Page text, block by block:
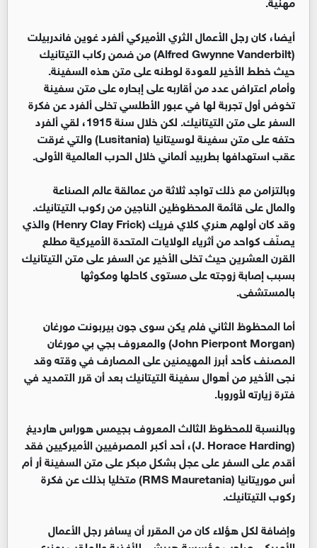
أيضا، كان رجل الأعمال الثري الأميركي ألفرد غوين فاندربيلت
(Alfred Gwynne Vanderbilt) من ضمن ركاب التيتانيك
حيث خطط الأخير للعودة لوطنه على متن هذه السفينة.
وأمام اعتراض عدد من أقاربه على إبحاره على متن سفينة
تخوض أول تجربة لها في عبور الأطلسي تخلى ألفرد عن فكرة
السفر على متن التيتانيك. لكن خلال سنة 1915، لقي ألفرد
حتفه على متن سفينة لوسيتانيا (Lusitania) والتي غرقت
عقب استهدافها بطربيد ألماني خلال الحرب العالمية الأولى.
وبالتزامن مع ذلك تواجد ثلاثة من عمالقة عالم الصناعة
والمال على قائمة المحظوظين الناجين من ركوب التيتانيك.
وقد كان أولهم هنري كلاي فريك (Henry Clay Frick) والذي
يصنّف كواحد من أثرياء الولايات المتحدة الأميركية مطلع
القرن العشرين حيث تخلى الأخير عن السفر على متن التيتانيك
بسبب إصابة زوجته على مستوى كاحلها ومكوثها
بالمستشفى.
أما المحظوظ الثاني فلم يكن سوى جون بيربونت مورغان
(John Pierpont Morgan) والمعروف بجي بي مورغان
المصنف كأحد أبرز المهيمنين على المصارف في وقته وقد
نجى الأخير من أهوال سفينة التيتانيك بعد أن قرر التمديد في
فترة زيارته لأوروبا.
وبالنسبة للمحظوظ الثالث المعروف بجيمس هوراس هارديغ
(J. Horace Harding)، أحد أكبر المصرفيين الأميركيين فقد
أقدم على السفر على عجل بشكل مبكر على متن السفينة أر أم
أس موريتانيا (RMS Mauretania) متخليا بذلك عن فكرة
ركوب التيتانيك.
وإضافة لكل هؤلاء كان من المقرر أن يسافر رجل الأعمال